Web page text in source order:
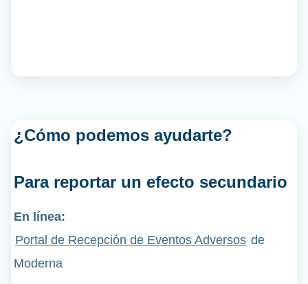
¿Cómo podemos ayudarte?
Para reportar un efecto secundario
En línea:
Portal de Recepción de Eventos Adversos de
Moderna